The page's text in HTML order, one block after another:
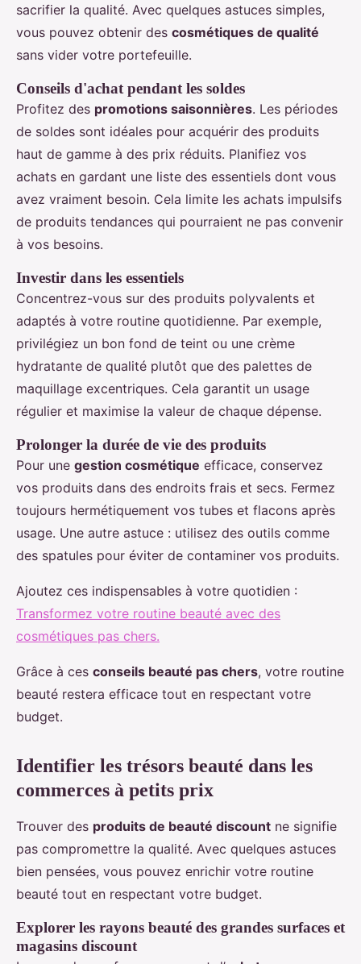
sacrifier la qualité. Avec quelques astuces simples,
vous pouvez obtenir des cosmétiques de qualité
sans vider votre portefeuille.
Conseils d'achat pendant les soldes
Profitez des promotions saisonnières. Les périodes
de soldes sont idéales pour acquérir des produits
haut de gamme à des prix réduits. Planifiez vos
achats en gardant une liste des essentiels dont vous
avez vraiment besoin. Cela limite les achats impulsifs
de produits tendances qui pourraient ne pas convenir
à vos besoins.
Investir dans les essentiels
Concentrez-vous sur des produits polyvalents et
adaptés à votre routine quotidienne. Par exemple,
privilégiez un bon fond de teint ou une crème
hydratante de qualité plutôt que des palettes de
maquillage excentriques. Cela garantit un usage
régulier et maximise la valeur de chaque dépense.
Prolonger la durée de vie des produits
Pour une gestion cosmétique efficace, conservez
vos produits dans des endroits frais et secs. Fermez
toujours hermétiquement vos tubes et flacons après
usage. Une autre astuce : utilisez des outils comme
des spatules pour éviter de contaminer vos produits.
Ajoutez ces indispensables à votre quotidien :
Transformez votre routine beauté avec des
cosmétiques pas chers.
Grâce à ces conseils beauté pas chers, votre routine
beauté restera efficace tout en respectant votre
budget.
Identifier les trésors beauté dans les
commerces à petits prix
Trouver des produits de beauté discount ne signifie
pas compromettre la qualité. Avec quelques astuces
bien pensées, vous pouvez enrichir votre routine
beauté tout en respectant votre budget.
Explorer les rayons beauté des grandes surfaces et
magasins discount